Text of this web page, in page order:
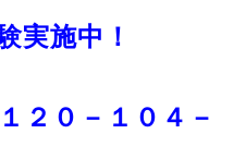
実施中！
２０－１０４－